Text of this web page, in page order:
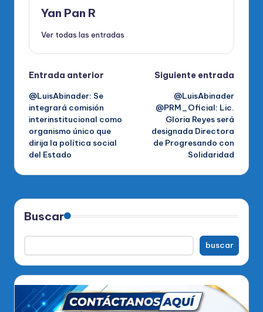
Yan Pan R
Ver todas las entradas
Navegación
de
entradas
Entrada anterior
@LuisAbinader: Se
integrará comisión
interinstitucional como
organismo único que
dirija la política social
del Estado
Siguiente entrada
@LuisAbinader
@PRM_Oficial: Lic.
Gloria Reyes será
designada Directora
de Progresando con
Solidaridad
Buscar
buscar